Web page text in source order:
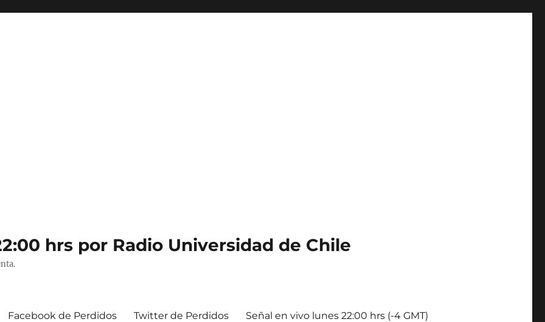
hrs por Radio Universidad de Chile
Facebook de Perdidos Twitter de Perdidos Señal en vivo lunes 22:00 hrs (-4 GMT)